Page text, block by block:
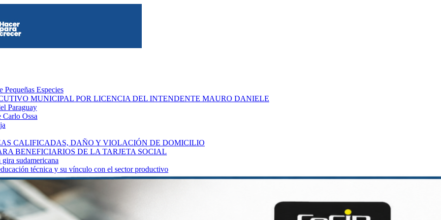
Especies
MUNICIPAL POR LICENCIA DEL INTENDENTE MAURO DANIELE
Paraguay
Ossa
CALIFICADAS, DAÑO Y VIOLACIÓN DE DOMICILIO
BENEFICIARIOS DE LA TARJETA SOCIAL
sudamericana
técnica y su vínculo con el sector productivo